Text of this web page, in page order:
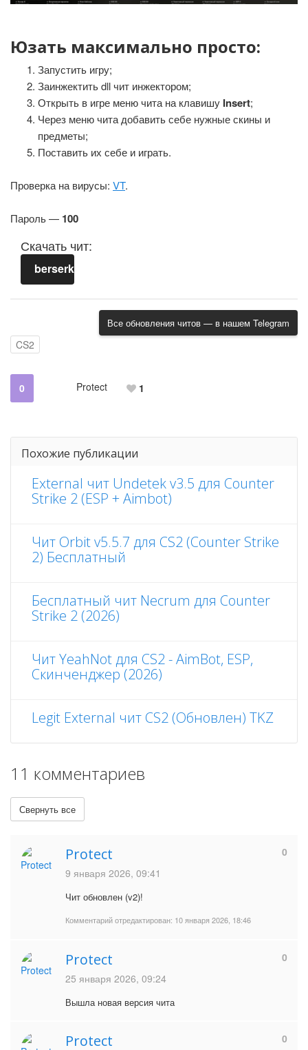
Юзать максимально просто:
Запустить игру;
Заинжектить dll чит инжектором;
Открыть в игре меню чита на клавишу Insert;
Через меню чита добавить себе нужные скины и
предметы;
Поставить их себе и играть.
Проверка на вирусы: VT.
Пароль — 100
Скачать чит:
berserkv2.rar
Все обновления читов — в нашем Telegram
CS2
0 Protect 1
Похожие публикации
External чит Undetek v3.5 для Counter
Strike 2 (ESP + Aimbot)
Чит Orbit v5.5.7 для CS2 (Counter Strike
2) Бесплатный
Бесплатный чит Necrum для Counter
Strike 2 (2026)
Чит YeahNot для CS2 - AimBot, ESP,
Скинченджер (2026)
Legit External чит CS2 (Обновлен) TKZ
11 комментариев
Свернуть все
Protect
9 января 2026, 09:41
0
Чит обновлен (v2)!
Комментарий отредактирован: 10 января 2026, 18:46
Protect
25 января 2026, 09:24
0
Вышла новая версия чита
Protect 0